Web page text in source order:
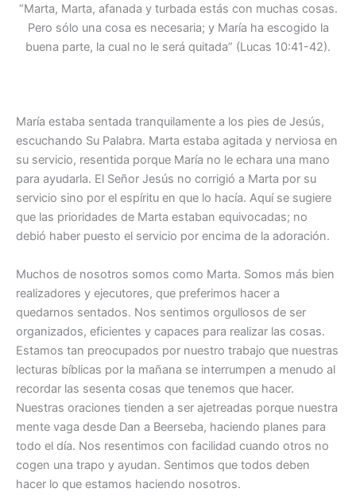
“Marta, Marta, afanada y turbada estás con muchas cosas.
Pero sólo una cosa es necesaria; y María ha escogido la
buena parte, la cual no le será quitada” (Lucas 10:41-42).
María estaba sentada tranquilamente a los pies de Jesús,
escuchando Su Palabra. Marta estaba agitada y nerviosa en
su servicio, resentida porque María no le echara una mano
para ayudarla. El Señor Jesús no corrigió a Marta por su
servicio sino por el espíritu en que lo hacía. Aquí se sugiere
que las prioridades de Marta estaban equivocadas; no
debió haber puesto el servicio por encima de la adoración.
Muchos de nosotros somos como Marta. Somos más bien
realizadores y ejecutores, que preferimos hacer a
quedarnos sentados. Nos sentimos orgullosos de ser
organizados, eficientes y capaces para realizar las cosas.
Estamos tan preocupados por nuestro trabajo que nuestras
lecturas bíblicas por la mañana se interrumpen a menudo al
recordar las sesenta cosas que tenemos que hacer.
Nuestras oraciones tienden a ser ajetreadas porque nuestra
mente vaga desde Dan a Beerseba, haciendo planes para
todo el día. Nos resentimos con facilidad cuando otros no
cogen una trapo y ayudan. Sentimos que todos deben
hacer lo que estamos haciendo nosotros.